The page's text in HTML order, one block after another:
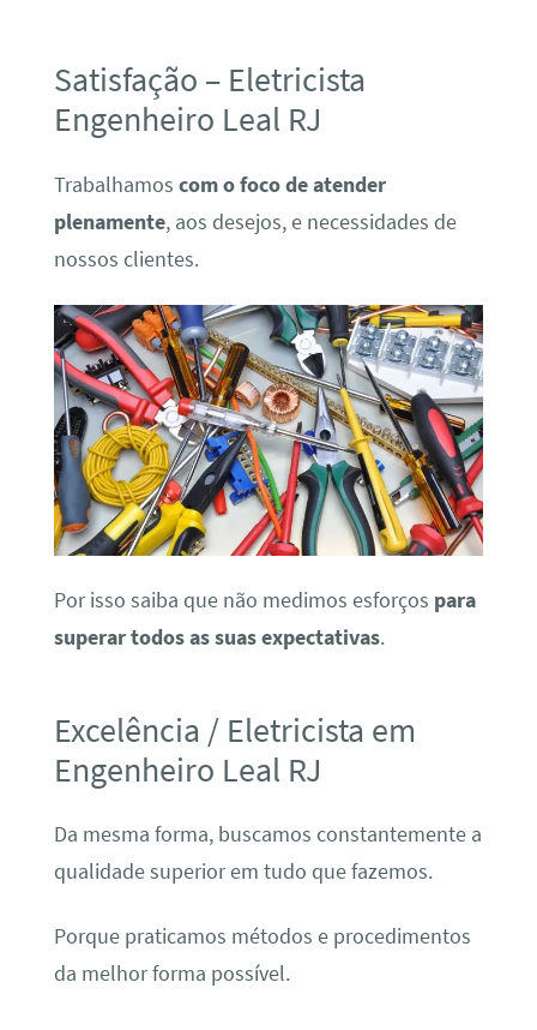
Satisfação – Eletricista
Engenheiro Leal RJ
Trabalhamos com o foco de atender
plenamente, aos desejos, e necessidades de
nossos clientes.
Por isso saiba que não medimos esforços para
superar todos as suas expectativas.
Excelência / Eletricista em
Engenheiro Leal RJ
Da mesma forma, buscamos constantemente a
qualidade superior em tudo que fazemos.
Porque praticamos métodos e procedimentos
da melhor forma possível.